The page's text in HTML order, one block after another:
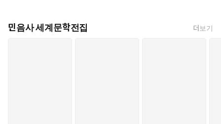
민음사 세계문학전집 더보기